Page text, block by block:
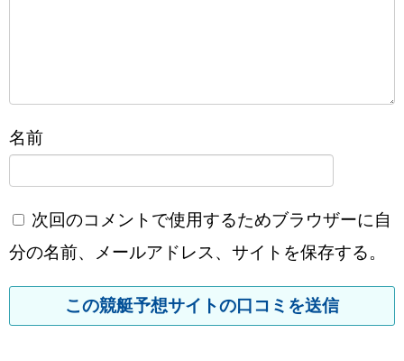
名前
次回のコメントで使用するためブラウザーに自
分の名前、メールアドレス、サイトを保存する。